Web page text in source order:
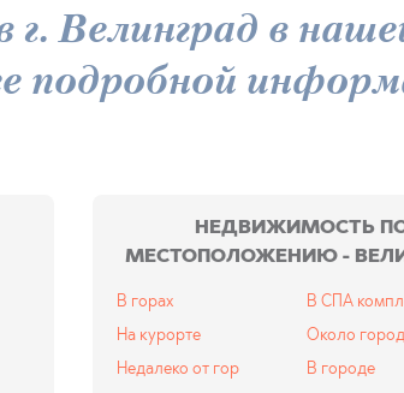
Велинград в
подробной
НЕДВИЖИМОСТЬ
МЕСТОПОЛОЖЕНИЮ -
В горах В СПА
На курорте Около
Недалеко от гор В городе